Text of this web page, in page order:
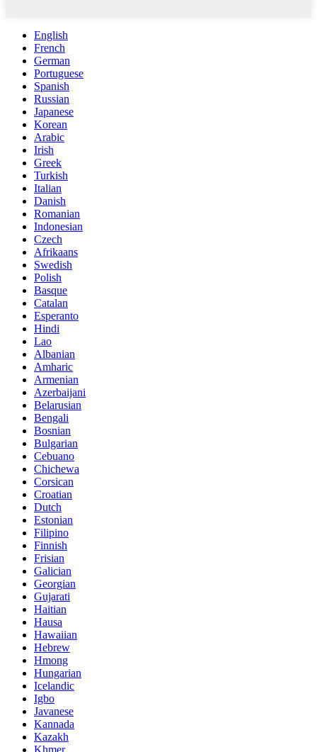
English
French
German
Portuguese
Spanish
Russian
Japanese
Korean
Arabic
Irish
Greek
Turkish
Italian
Danish
Romanian
Indonesian
Czech
Afrikaans
Swedish
Polish
Basque
Catalan
Esperanto
Hindi
Lao
Albanian
Amharic
Armenian
Azerbaijani
Belarusian
Bengali
Bosnian
Bulgarian
Cebuano
Chichewa
Corsican
Croatian
Dutch
Estonian
Filipino
Finnish
Frisian
Galician
Georgian
Gujarati
Haitian
Hausa
Hawaiian
Hebrew
Hmong
Hungarian
Icelandic
Igbo
Javanese
Kannada
Kazakh
Khmer